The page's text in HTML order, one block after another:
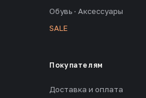
Обувь · Аксессуары
SALE
Покупателям
Доставка и оплата